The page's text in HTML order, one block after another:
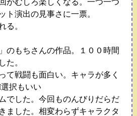
ト演出の見事さに一票。
る。
のもちさんの作品。１００時間
た。
て戦闘も面白い。キャラが多く
択もいい
でした。今回ものんびりだらだ
ました。相変わらずキャラクタ